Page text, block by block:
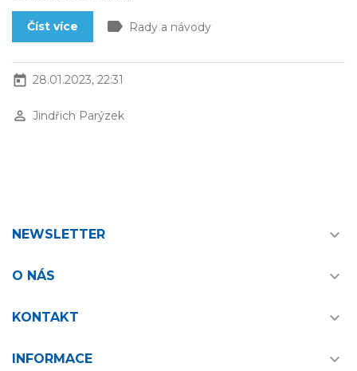
Číst více label Rady a návody
today 28.01.2023, 22:31
perm_identity Jindřich Parýzek
NEWSLETTER 
O NÁS 
KONTAKT 
INFORMACE 